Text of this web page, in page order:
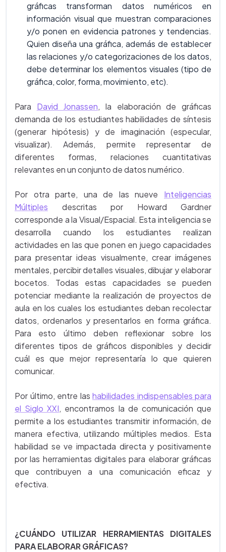
gráficas transforman datos numéricos en
información visual que muestran comparaciones
y/o ponen en evidencia patrones y tendencias.
Quien diseña una gráfica, además de establecer
las relaciones y/o categorizaciones de los datos,
debe determinar los elementos visuales (tipo de
gráfica, color, forma, movimiento, etc).
Para David Jonassen, la elaboración de gráficas
demanda de los estudiantes habilidades de síntesis
(generar hipótesis) y de imaginación (especular,
visualizar). Además, permite representar de
diferentes formas, relaciones cuantitativas
relevantes en un conjunto de datos numérico.
Por otra parte, una de las nueve Inteligencias
Múltiples descritas por Howard Gardner
corresponde a la Visual/Espacial. Esta inteligencia se
desarrolla cuando los estudiantes realizan
actividades en las que ponen en juego capacidades
para presentar ideas visualmente, crear imágenes
mentales, percibir detalles visuales, dibujar y elaborar
bocetos. Todas estas capacidades se pueden
potenciar mediante la realización de proyectos de
aula en los cuales los estudiantes deban recolectar
datos, ordenarlos y presentarlos en forma gráfica.
Para esto último deben reflexionar sobre los
diferentes tipos de gráficos disponibles y decidir
cuál es que mejor representaría lo que quieren
comunicar.
Por último, entre las habilidades indispensables para
el Siglo XXI, encontramos la de comunicación que
permite a los estudiantes transmitir información, de
manera efectiva, utilizando múltiples medios. Esta
habilidad se ve impactada directa y positivamente
por las herramientas digitales para elaborar gráficas
que contribuyen a una comunicación eficaz y
efectiva.
¿CUÁNDO UTILIZAR HERRAMIENTAS DIGITALES
PARA ELABORAR GRÁFICAS?